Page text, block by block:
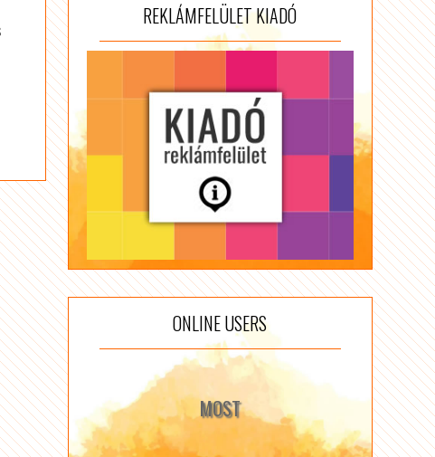
REKLÁMFELÜLET KIADÓ
ONLINE USERS
MOST